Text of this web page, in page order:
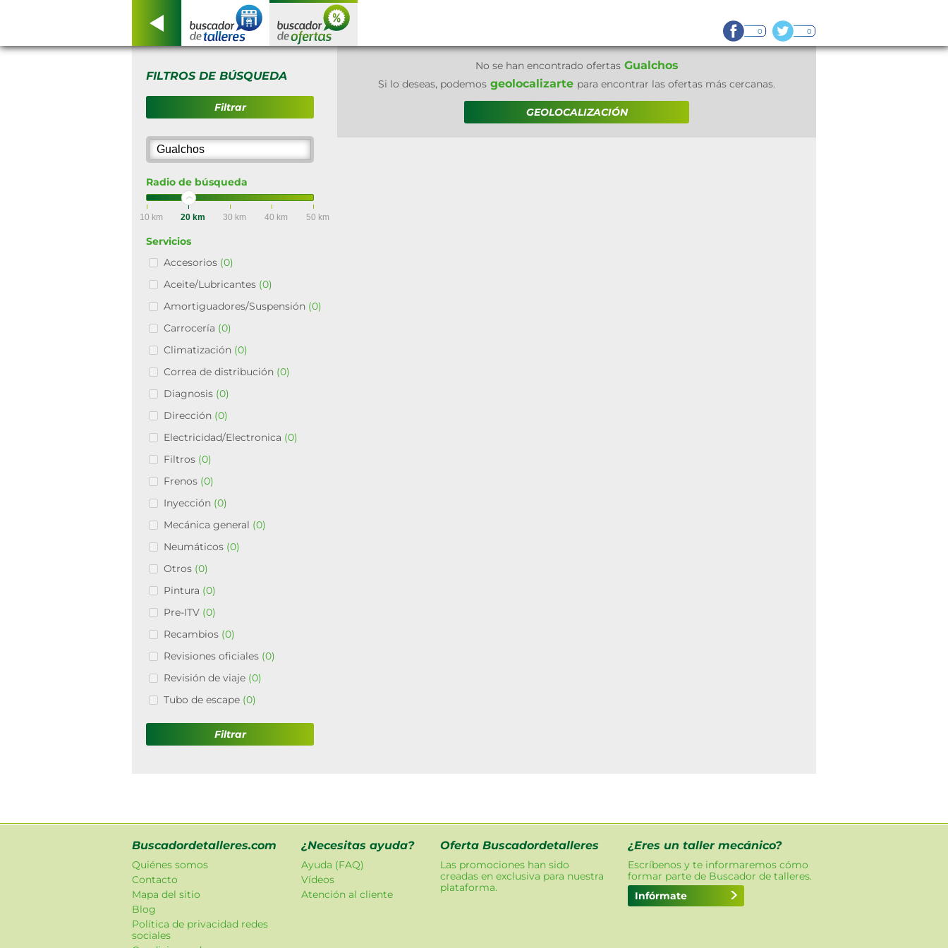
0 0
FILTROS DE BÚSQUEDA
Filtrar
Radio de búsqueda
10 km 20 km 30 km 40 km 50 km
Servicios
Accesorios (0)
Aceite/Lubricantes (0)
Amortiguadores/Suspensión (0)
Carrocería (0)
Climatización (0)
Correa de distribución (0)
Diagnosis (0)
Dirección (0)
Electricidad/Electronica (0)
Filtros (0)
Frenos (0)
Inyección (0)
Mecánica general (0)
Neumáticos (0)
Otros (0)
Pintura (0)
Pre-ITV (0)
Recambios (0)
Revisiones oficiales (0)
Revisión de viaje (0)
Tubo de escape (0)
Filtrar
No se han encontrado ofertasGualchos
Si lo deseas, podemos geolocalizarte para encontrar las ofertas más cercanas.
GEOLOCALIZACIÓN
Buscadordetalleres.com
Quiénes somos
Contacto
Mapa del sitio
Blog
Política de privacidad redes
sociales
¿Necesitas ayuda?
Ayuda (FAQ)
Vídeos
Atención al cliente
Oferta Buscadordetalleres
Las promociones han sido
creadas en exclusiva para nuestra
plataforma.
¿Eres un taller mecánico?
Escríbenos y te informaremos cómo
formar parte de Buscador de talleres.
Infórmate